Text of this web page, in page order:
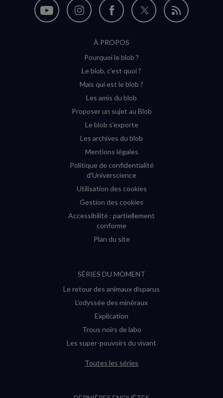
Nous
Nous
Instagram
(nouvelle
Nous
sur
Facebook
(nouvelle
Nous
Flux
À PROPOS
Pourquoi le blob ?
Le blob, c'est quoi ?
Mais qui est le blob ?
Les amis du blob
Proposer un sujet au Blob
Le blob s'exporte
Les archives du blob
Mentions légales
Politique de confidentialité
d'Universcience
Utilisation des cookies
Gestion des cookies
Accessibilité : partiellement
conforme
Plan du site
SÉRIES DU MOMENT
Le retour des animaux disparus
L’odyssée des minéraux
Explication
Trous noirs de labo
Les super-pouvoirs du vivant
Toutes les séries